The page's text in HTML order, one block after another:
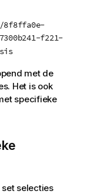
8f8ffa0e-
f221-
met de
Het is ook
specifieke
selecties